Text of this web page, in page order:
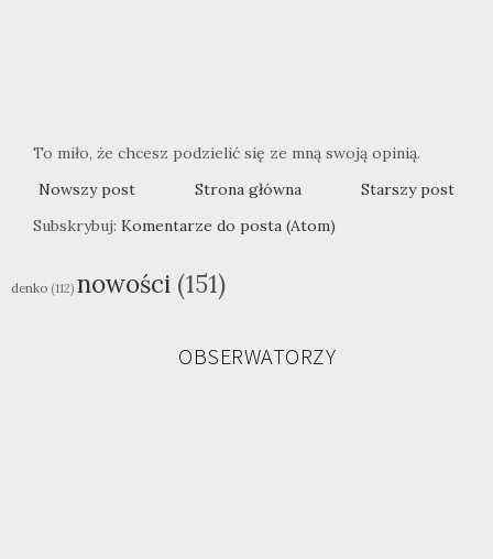
To miło, że chcesz podzielić się ze mną swoją opinią.
Nowszy post
Starszy post
Strona główna
Subskrybuj: Komentarze do posta (Atom)
denko (112) nowości (151)
OBSERWATORZY